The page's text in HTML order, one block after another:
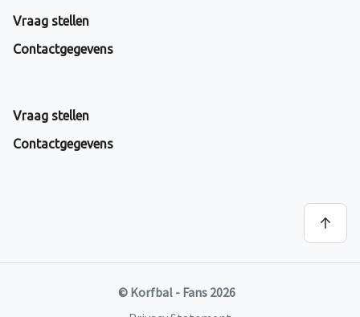
Vraag stellen
Contactgegevens
Vraag stellen
Contactgegevens
© Korfbal - Fans 2026